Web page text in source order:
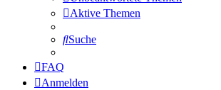
Aktive Themen
Suche
FAQ
Anmelden